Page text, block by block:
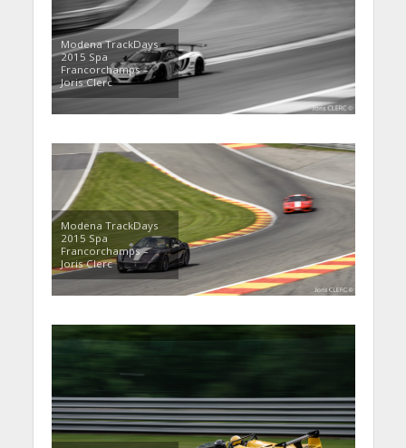
Modena TrackDays
2015 Spa
Francorchamps –
Joris Clerc
Modena TrackDays
2015 Spa
Francorchamps –
Joris Clerc